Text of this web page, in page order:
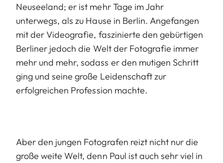
Neuseeland; er ist mehr Tage im Jahr
unterwegs, als zu Hause in Berlin. Angefangen
mit der Videografie, faszinierte den gebürtigen
Berliner jedoch die Welt der Fotografie immer
mehr und mehr, sodass er den mutigen Schritt
ging und seine große Leidenschaft zur
erfolgreichen Profession machte.
Aber den jungen Fotografen reizt nicht nur die
große weite Welt, denn Paul ist auch sehr viel in